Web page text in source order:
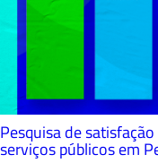
Pesquisa de
serviços públicos em